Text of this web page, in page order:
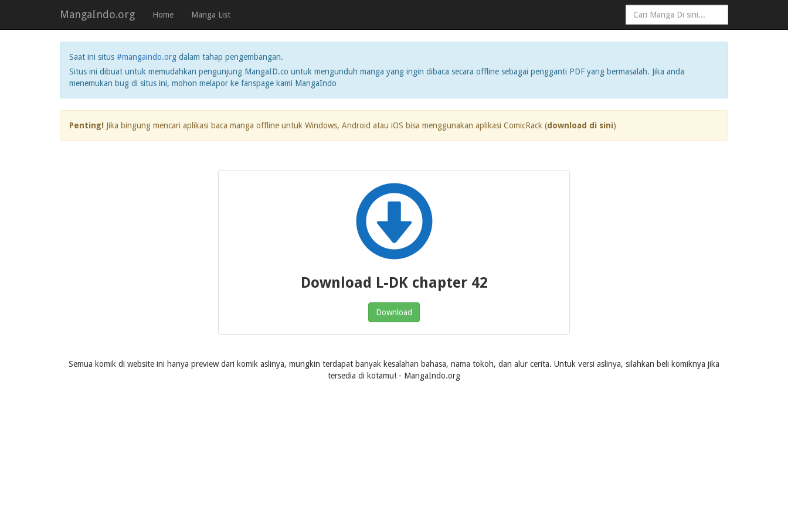
MangaIndo.org Home Manga List
Saat ini situs #mangaindo.org dalam tahap pengembangan.
Situs ini dibuat untuk memudahkan pengunjung MangaID.co untuk mengunduh manga yang ingin dibaca secara offline sebagai pengganti PDF yang bermasalah. Jika anda
menemukan bug di situs ini, mohon melapor ke fanspage kami MangaIndo
Penting! Jika bingung mencari aplikasi baca manga offline untuk Windows, Android atau iOS bisa menggunakan aplikasi ComicRack (download di sini)
Download L-DK chapter 42
Download
Semua komik di website ini hanya preview dari komik aslinya, mungkin terdapat banyak kesalahan bahasa, nama tokoh, dan alur cerita. Untuk versi aslinya, silahkan beli komiknya jika
tersedia di kotamu! - MangaIndo.org